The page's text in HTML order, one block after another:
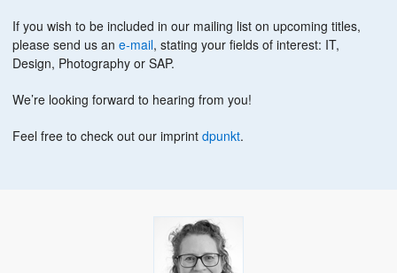
If you wish to be included in our mailing list on upcoming titles,
please send us an e‑mail, stating your fields of interest: IT,
Design, Photography or SAP.
We’re looking forward to hearing from you!
Feel free to check out our imprint dpunkt.